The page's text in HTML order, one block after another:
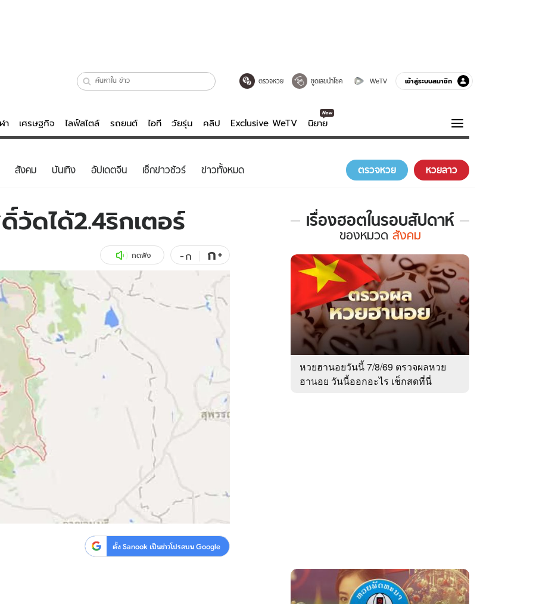
ตรวจหวย ขูดเลขนำโชค WeTV เข้าสู่ระบบสมาชิก
า เศรษฐกิจ ไลฟ์สไตล์ รถยนต์ ไอที วัยรุ่น คลิป Exclusive WeTV นิยาย
วจหวย ไลฟ์สไตล์
วัยรุ่น
รถยนต์
สุขภาพ
เที่ยว-กิน
Tasteful Thailand
Sanook Choice
บันเทิงครบรส
คลิป
พอดแคสต์
ดูทีวี
WeTV
นิยาย
ความรู้รอบตัว
ฮาวทู
ลได้ที่
สังคม บันเทิง อัปเดตจีน เช็กข่าวชัวร์ ข่าวทั้งหมด ตรวจหวย หวยลาว
วัดได้2.4ริกเตอร์
กดฟัง -ก ก+
ตั้ง Sanook เป็นข่าวโปรดบน Google
เรื่องฮอตในรอบสัปดาห์
เรื่อง
ใน
รอบ
สัปดาห์
หมวด
สังคม
ของหมวด สังคม
หวยฮานอยวันนี้ 7/8/69 ตรวจผลหวย
ฮานอย วันนี้ออกอะไร เช็กสดที่นี่